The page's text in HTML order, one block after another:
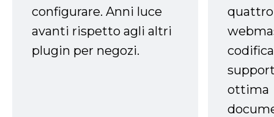
configurare. Anni luce
avanti rispetto agli altri
plugin per negozi.
ottima